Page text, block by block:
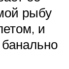
рыбу
и